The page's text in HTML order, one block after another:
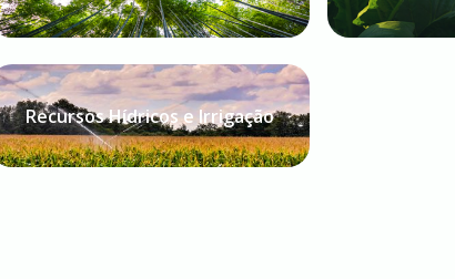
Recursos Hídricos e Irrigação